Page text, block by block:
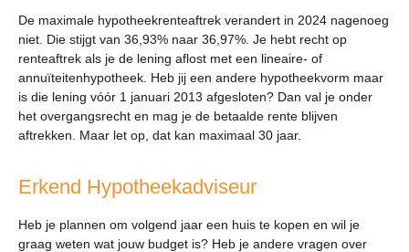
De maximale hypotheekrenteaftrek verandert in 2024 nagenoeg
niet. Die stijgt van 36,93% naar 36,97%. Je hebt recht op
renteaftrek als je de lening aflost met een lineaire- of
annuïteitenhypotheek. Heb jij een andere hypotheekvorm maar
is die lening vóór 1 januari 2013 afgesloten? Dan val je onder
het overgangsrecht en mag je de betaalde rente blijven
aftrekken. Maar let op, dat kan maximaal 30 jaar.
Erkend Hypotheekadviseur
Heb je plannen om volgend jaar een huis te kopen en wil je
graag weten wat jouw budget is? Heb je andere vragen over